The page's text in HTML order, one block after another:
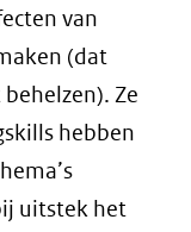
van
(dat
Ze
hebben
uitstek het